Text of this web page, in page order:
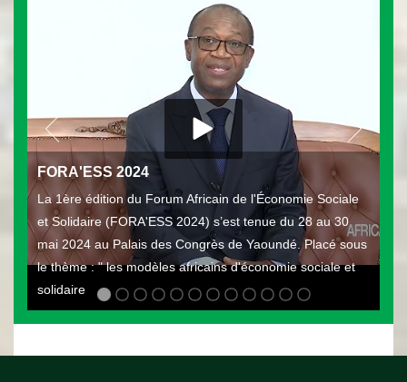
FORA'ESS 2024
La 1ère édition du Forum Africain de l'Économie Sociale
et Solidaire (FORA'ESS 2024) s’est tenue du 28 au 30
mai 2024 au Palais des Congrès de Yaoundé. Placé sous
le thème : " les modèles africains d'économie sociale et
solidaire